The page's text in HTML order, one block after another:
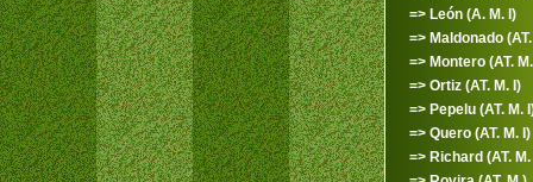
=> León (A. M. I)
=> Maldonado (AT.
=> Montero (AT.
=> Ortiz (AT. M. I)
=> Pepelu (AT. M.
=> Quero (AT. M. I)
=> Richard (AT. M.